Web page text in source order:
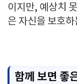
이지만, 예상치
은 자신을 보호
함께 보면 좋